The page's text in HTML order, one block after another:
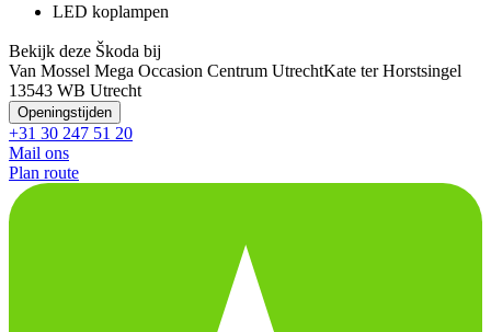
LED koplampen
Bekijk deze Škoda bij
Van Mossel Mega Occasion Centrum UtrechtKate ter Horstsingel
13543 WB Utrecht
Openingstijden
+31 30 247 51 20
Mail ons
Plan route